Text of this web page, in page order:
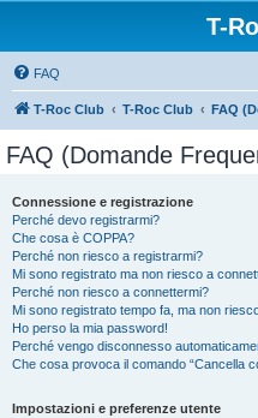
T-
FAQ
T-Roc Club T-Roc Club FAQ
FAQ (Domande
Connessione e registrazione
Perché devo registrarmi?
Che cosa è COPPA?
Perché non riesco a registrarmi?
Mi sono registrato ma non riesco a
Perché non riesco a connettermi?
Mi sono registrato tempo fa, ma non
Ho perso la mia password!
Perché vengo disconnesso
Che cosa provoca il comando “Cancella
Impostazioni e preferenze utente